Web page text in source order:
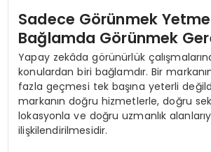
Sadece Görünmek
Bağlamda Görünmek
Yapay zekâda görünürlük
konulardan biri bağlamdır. Bir
fazla geçmesi tek başına yeterli
markanın doğru hizmetlerle, doğru
lokasyonla ve doğru uzmanlık
ilişkilendirilmesidir.